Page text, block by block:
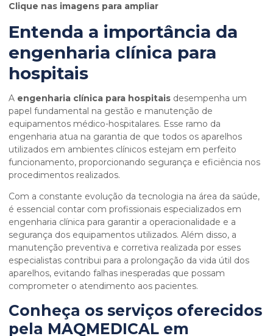
Clique nas imagens para ampliar
Entenda a importância da
engenharia clínica para
hospitais
A engenharia clínica para hospitais desempenha um
papel fundamental na gestão e manutenção de
equipamentos médico-hospitalares. Esse ramo da
engenharia atua na garantia de que todos os aparelhos
utilizados em ambientes clínicos estejam em perfeito
funcionamento, proporcionando segurança e eficiência nos
procedimentos realizados.
Com a constante evolução da tecnologia na área da saúde,
é essencial contar com profissionais especializados em
engenharia clínica para garantir a operacionalidade e a
segurança dos equipamentos utilizados. Além disso, a
manutenção preventiva e corretiva realizada por esses
especialistas contribui para a prolongação da vida útil dos
aparelhos, evitando falhas inesperadas que possam
comprometer o atendimento aos pacientes.
Conheça os serviços oferecidos
pela MAQMEDICAL em